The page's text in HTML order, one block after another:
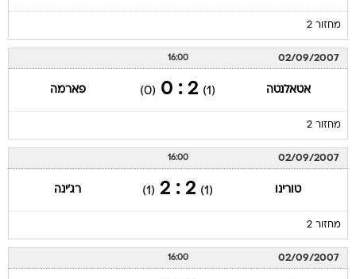
מחזור 2
02/09/2007
16:00
אטאלנטה (1)
2 : 0
(0) פארמה
מחזור 2
02/09/2007
16:00
טורינו (1)
2 : 2
(1) רג'ינה
מחזור 2
02/09/2007
16:00